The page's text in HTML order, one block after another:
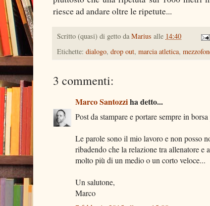
riesce ad andare oltre le ripetute...
Scritto (quasi) di getto da Marius alle 14:40
Etichette: dialogo, drop out, marcia atletica,
3 commenti:
Marco Santozziha detto...
Post da stampare e portare sempre in
Le parole sono il mio lavoro e non posso
ribadendo che la relazione tra allenatore
molto più di un medio o un corto veloce...
Un salutone,
Marco